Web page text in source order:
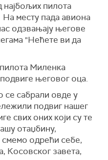
пилота
На месту пада авиона
одзвањају његове
"Нећете ви да
Миленка
његовог оца.
се сабрали овде у
подвиг нашег
свих оних који су те
отаџбину,
одрећи себе,
Косовског завета,